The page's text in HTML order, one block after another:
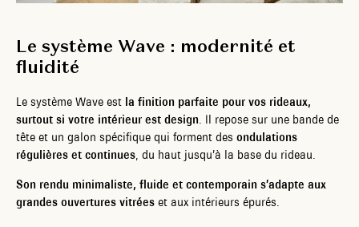
Le système Wave : modernité et
fluidité
Le système Wave est la finition parfaite pour vos rideaux,
surtout si votre intérieur est design. Il repose sur une bande de
tête et un galon spécifique qui forment des ondulations
régulières et continues, du haut jusqu’à la base du rideau.
Son rendu minimaliste, fluide et contemporain s’adapte aux
grandes ouvertures vitrées et aux intérieurs épurés.